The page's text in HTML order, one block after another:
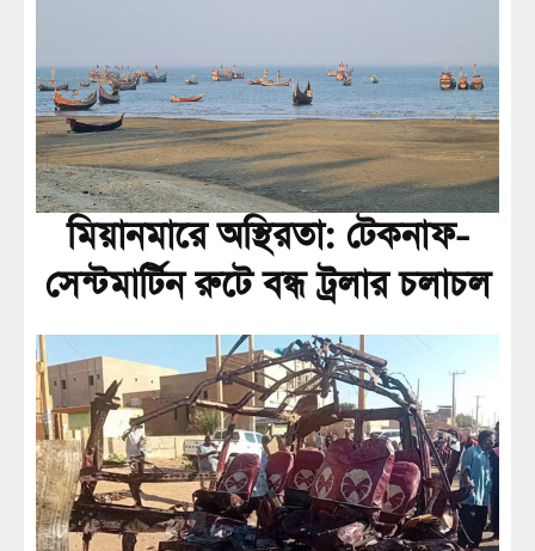
মিয়ানমারে অস্থিরতা: টেকনাফ-
সেন্টমার্টিন রুটে বন্ধ ট্রলার চলাচল